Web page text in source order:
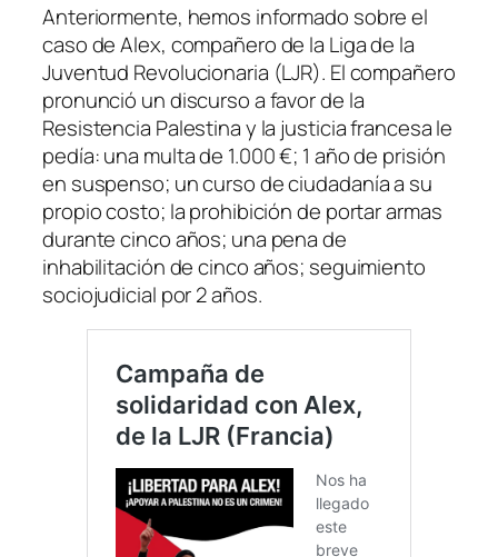
Anteriormente, hemos informado sobre el
caso de Alex, compañero de la Liga de la
Juventud Revolucionaria (LJR). El compañero
pronunció un discurso a favor de la
Resistencia Palestina y la justicia francesa le
pedía: una multa de 1.000 €; 1 año de prisión
en suspenso; un curso de ciudadanía a su
propio costo; la prohibición de portar armas
durante cinco años; una pena de
inhabilitación de cinco años; seguimiento
sociojudicial por 2 años.